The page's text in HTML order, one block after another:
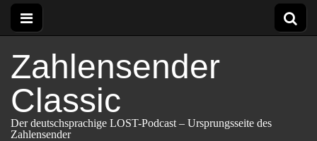
Zahlensender
Classic
Der deutschsprachige LOST-Podcast – Ursprungsseite des
Zahlensender